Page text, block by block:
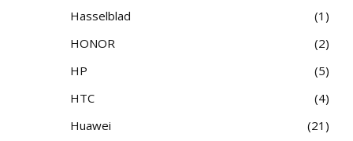
Hasselblad
1
HONOR
2
HP
5
HTC
4
Huawei
21